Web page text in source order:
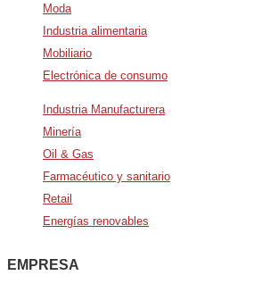
Moda
Industria alimentaria
Mobiliario
Electrónica de consumo
Industria Manufacturera
Minería
Oil & Gas
Farmacéutico y sanitario
Retail
Energías renovables
EMPRESA